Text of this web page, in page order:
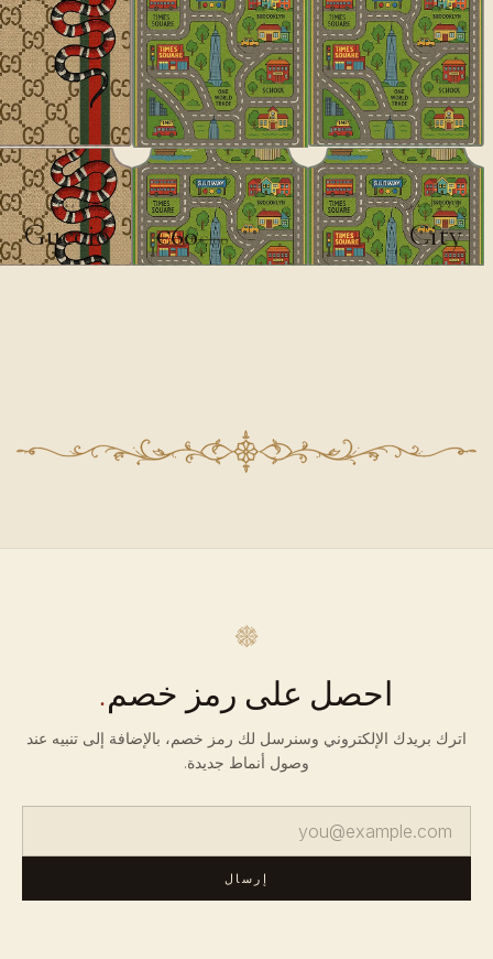
ديزاينر
City
€100
€60
ديزاينر
Guccio
احصل على رمز خصم.
اترك بريدك الإلكتروني وسنرسل لك رمز خصم، بالإضافة إلى تنبيه عند
وصول أنماط جديدة.
إرسال